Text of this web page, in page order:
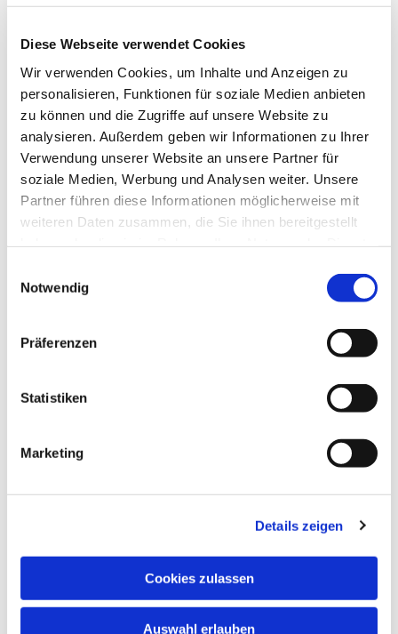
Diese Webseite verwendet Cookies
Wir verwenden Cookies, um Inhalte und Anzeigen zu
personalisieren, Funktionen für soziale Medien anbieten
zu können und die Zugriffe auf unsere Website zu
analysieren. Außerdem geben wir Informationen zu Ihrer
Verwendung unserer Website an unsere Partner für
soziale Medien, Werbung und Analysen weiter. Unsere
Partner führen diese Informationen möglicherweise mit
weiteren Daten zusammen, die Sie ihnen bereitgestellt
Notwendig
Präferenzen
Statistiken
Marketing
Details zeigen
Cookies zulassen
Auswahl erlauben
Dies könnte Sie auch
interessieren